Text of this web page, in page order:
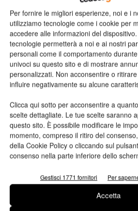
Per fornire le migliori esperienze, noi e i
utilizziamo tecnologie come i cookie per
accedere alle informazioni del
tecnologie permetterà a noi e ai nostri
personali come il comportamento
univoci su questo sito e di mostrare
personalizzati. Non acconsentire o
influire negativamente su alcune
Clicca qui sotto per acconsentire a
scelte dettagliate. Le tue scelte saranno
questo sito. È possibile modificare le
momento, compreso il ritiro del
della Cookie Policy o cliccando sul
consenso nella parte inferiore dello
Gestisci 1771 fornitori Per
Accetta
n.2 - Giugno 2026 n.1 - Maggio 2026
Iscriviti alla newsletter
Seguici su Facebook